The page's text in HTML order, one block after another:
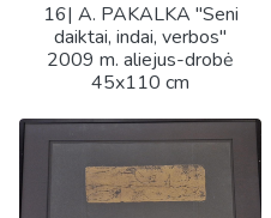
16| A. PAKALKA "Seni
daiktai, indai, verbos"
2009 m. aliejus-drobė
45x110 cm